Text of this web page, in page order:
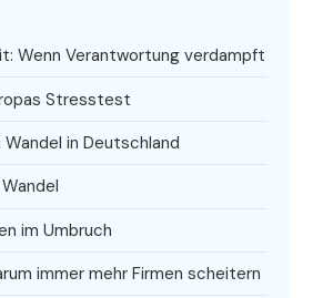
Wenn Verantwortung verdampft
Stresstest
in Deutschland
im Umbruch
immer mehr Firmen scheitern